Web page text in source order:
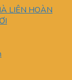
LIÊN HOÀN